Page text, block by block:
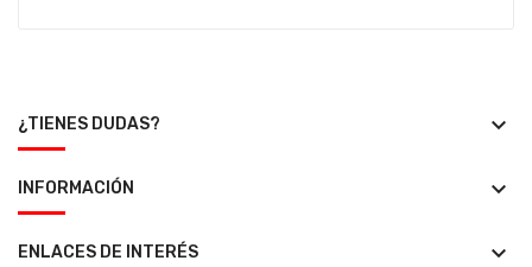
¿TIENES DUDAS? keyboard_arrow_down
INFORMACIÓN keyboard_arrow_down
ENLACES DE INTERÉS keyboard_arrow_down